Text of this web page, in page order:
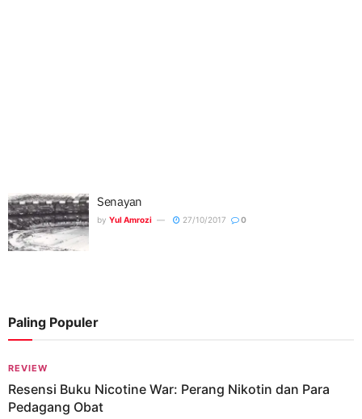
Senayan
by Yul Amrozi 27/10/2017 0
Paling Populer
REVIEW
Resensi Buku Nicotine War: Perang Nikotin dan Para
Pedagang Obat